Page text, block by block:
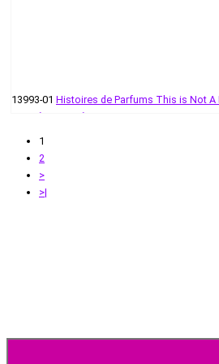
13993-01 Histoires de Parfums This is Not A
55 руб - 399 руб
1
2
>
>|